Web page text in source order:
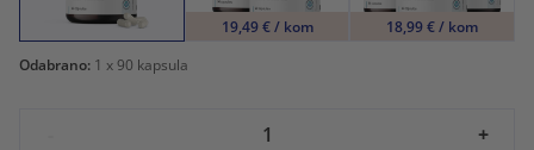
19,49 € / kom
18,99 € / kom
Odabrano: 1 x 90 kapsula
+